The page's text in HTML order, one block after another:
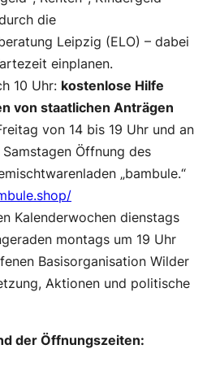
die
Leipzig (ELO) – dabei
einplanen.
10 Uhr: kostenlose Hilfe
von staatlichen Anträgen
von 14 bis 19 Uhr und an
Öffnung des
„bambule.“
Kalenderwochen dienstags
montags um 19 Uhr
Basisorganisation Wilder
Aktionen und politische
der Öffnungszeiten: